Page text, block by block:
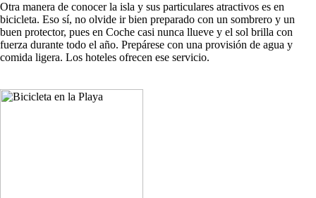
Otra manera de conocer la isla y sus particulares atractivos es en
bicicleta. Eso sí, no olvide ir bien preparado con un sombrero y un
buen protector, pues en Coche casi nunca llueve y el sol brilla con
fuerza durante todo el año. Prepárese con una provisión de agua y
comida ligera. Los hoteles ofrecen ese servicio.